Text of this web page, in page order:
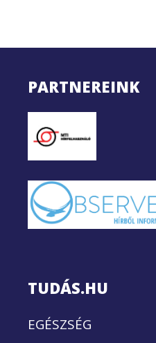
PARTNEREINK
TUDÁS.HU
EGÉSZSÉG